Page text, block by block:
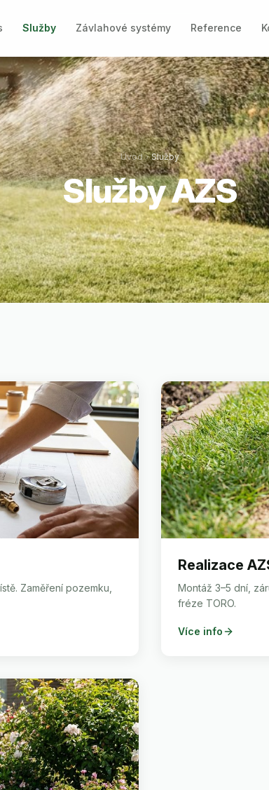
Služby Závlahové systémy Reference
Úvod Služby
Služby AZS
Zaměření pozemku,
Realizace
Montáž 3–5 dní,
fréze TORO.
Více info